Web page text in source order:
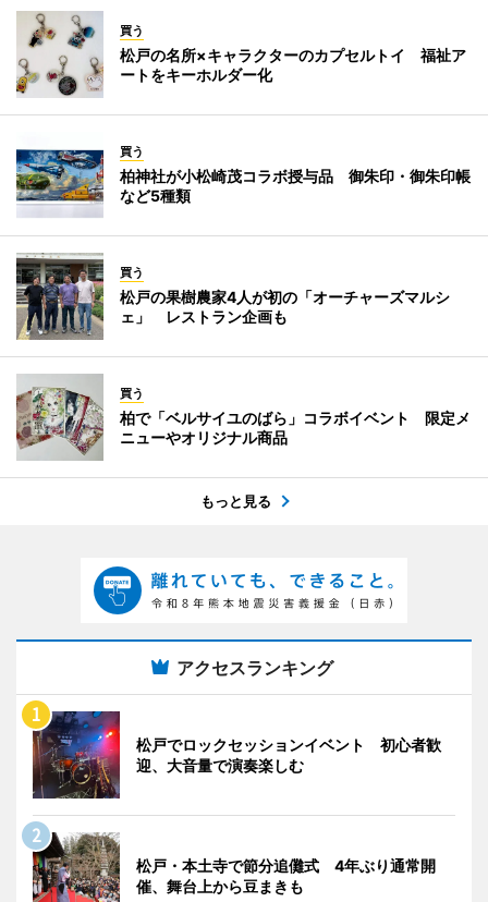
買う
松戸の名所×キャラクターのカプセルトイ 福祉ア
ートをキーホルダー化
買う
柏神社が小松崎茂コラボ授与品 御朱印・御朱印帳
など5種類
買う
松戸の果樹農家4人が初の「オーチャーズマルシ
ェ」 レストラン企画も
買う
柏で「ベルサイユのばら」コラボイベント 限定メ
ニューやオリジナル商品
もっと見る
アクセスランキング
松戸でロックセッションイベント 初心者歓
迎、大音量で演奏楽しむ
松戸・本土寺で節分追儺式 4年ぶり通常開
催、舞台上から豆まきも